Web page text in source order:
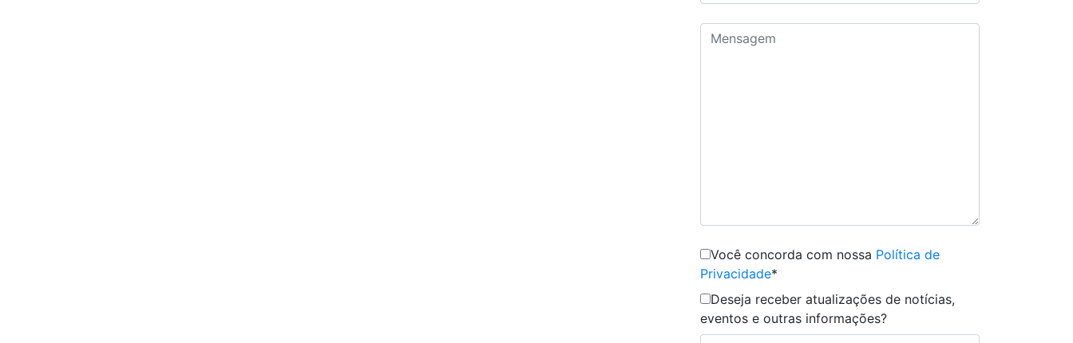
Você concorda com nossa Política de
Privacidade*
Deseja receber atualizações de notícias,
eventos e outras informações?